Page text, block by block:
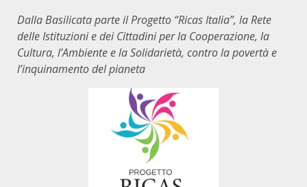
Dalla Basilicata parte il Progetto “Ricas Italia”, la Rete
delle Istituzioni e dei Cittadini per la Cooperazione, la
Cultura, l’Ambiente e la Solidarietà, contro la povertà e
l’inquinamento del pianeta